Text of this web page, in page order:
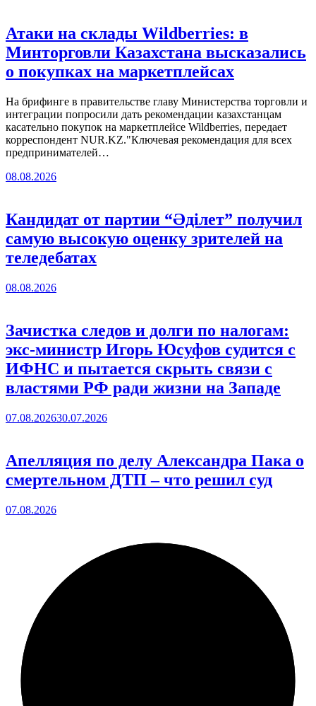
Атаки на склады Wildberries: в
Минторговли Казахстана высказались
о покупках на маркетплейсах
На брифинге в правительстве главу Министерства торговли и
интеграции попросили дать рекомендации казахстанцам
касательно покупок на маркетплейсе Wildberries, передает
корреспондент NUR.KZ."Ключевая рекомендация для всех
предпринимателей…
08.08.2026
Кандидат от партии “Әділет” получил
самую высокую оценку зрителей на
теледебатах
08.08.2026
Зачистка следов и долги по налогам:
экс-министр Игорь Юсуфов судится с
ИФНС и пытается скрыть связи с
властями РФ ради жизни на Западе
07.08.202630.07.2026
Апелляция по делу Александра Пака о
смертельном ДТП – что решил суд
07.08.2026